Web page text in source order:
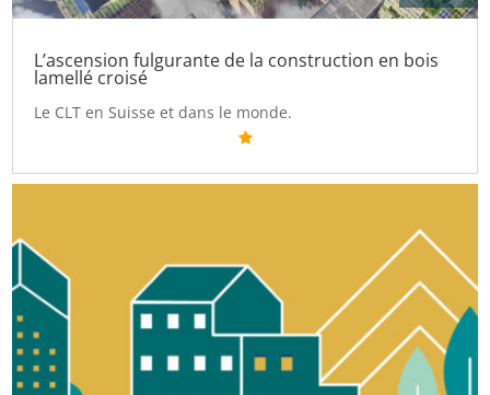
L’ascension fulgurante de la construction en bois
lamellé croisé
Le CLT en Suisse et dans le monde.